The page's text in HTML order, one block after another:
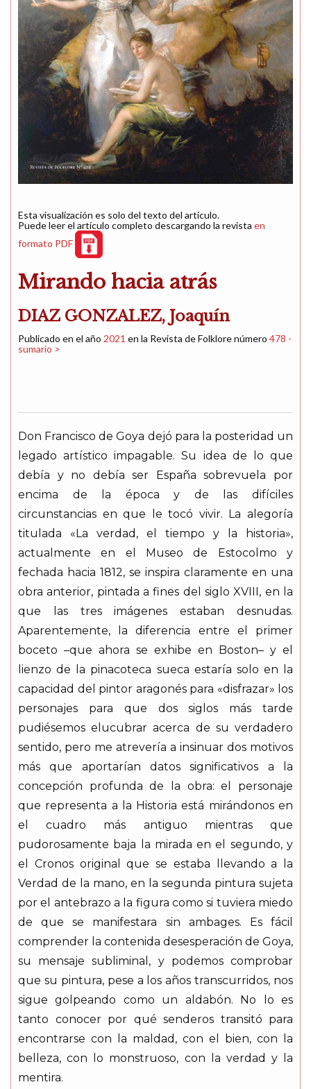
Esta visualización es solo del texto del artículo.
Puede leer el artículo completo descargando la revista en
formato PDF
Mirando hacia atrás
DIAZ GONZALEZ, Joaquín
Publicado en el año 2021 en la Revista de Folklore número 478 -
sumario >
Don Francisco de Goya dejó para la posteridad un
legado artístico impagable. Su idea de lo que
debía y no debía ser España sobrevuela por
encima de la época y de las difíciles
circunstancias en que le tocó vivir. La alegoría
titulada «La verdad, el tiempo y la historia»,
actualmente en el Museo de Estocolmo y
fechada hacia 1812, se inspira claramente en una
obra anterior, pintada a fines del siglo XVIII, en la
que las tres imágenes estaban desnudas.
Aparentemente, la diferencia entre el primer
boceto –que ahora se exhibe en Boston– y el
lienzo de la pinacoteca sueca estaría solo en la
capacidad del pintor aragonés para «disfrazar» los
personajes para que dos siglos más tarde
pudiésemos elucubrar acerca de su verdadero
sentido, pero me atrevería a insinuar dos motivos
más que aportarían datos significativos a la
concepción profunda de la obra: el personaje
que representa a la Historia está mirándonos en
el cuadro más antiguo mientras que
pudorosamente baja la mirada en el segundo, y
el Cronos original que se estaba llevando a la
Verdad de la mano, en la segunda pintura sujeta
por el antebrazo a la figura como si tuviera miedo
de que se manifestara sin ambages. Es fácil
comprender la contenida desesperación de Goya,
su mensaje subliminal, y podemos comprobar
que su pintura, pese a los años transcurridos, nos
sigue golpeando como un aldabón. No lo es
tanto conocer por qué senderos transitó para
encontrarse con la maldad, con el bien, con la
belleza, con lo monstruoso, con la verdad y la
mentira.